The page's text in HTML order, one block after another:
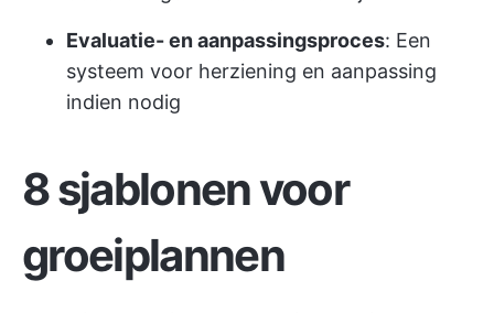
Evaluatie- en aanpassingsproces: Een
systeem voor herziening en aanpassing
indien nodig
8 sjablonen voor
groeiplannen